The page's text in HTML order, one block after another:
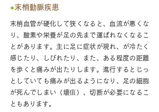
●末梢動脈疾患
末梢血管が硬化して狭くなると、血流が悪くな
り、酸素や栄養が足の先まで運ばれなくなるこ
とがあります。主に足に症状が現れ、が冷たく
感じたり、しびれたり、また、ある程度の距離
を歩くと痛みが出たりします。進行するとじっ
としていても痛みが出るようになり、足の細胞
が死んでしまい（壊疽）、切断が必要になるこ
ともあります。